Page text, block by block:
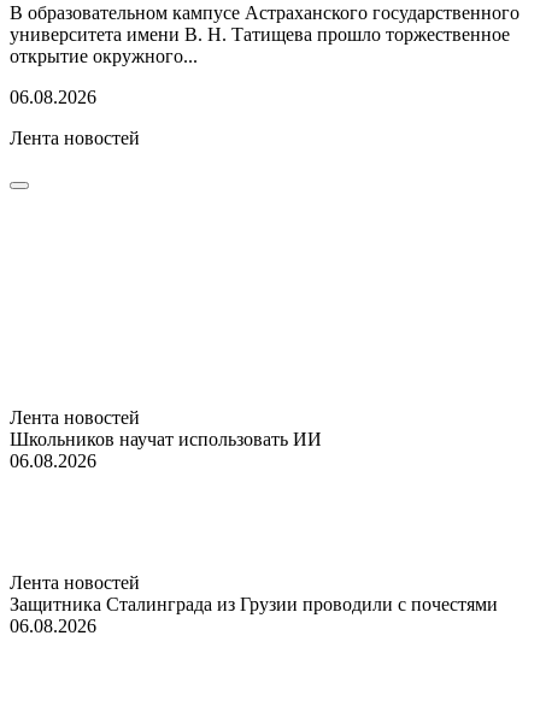
В образовательном кампусе Астраханского государственного
университета имени В. Н. Татищева прошло торжественное
открытие окружного...
06.08.2026
Лента новостей
Лента новостей
Школьников научат использовать ИИ
06.08.2026
Лента новостей
Защитника Сталинграда из Грузии проводили с почестями
06.08.2026